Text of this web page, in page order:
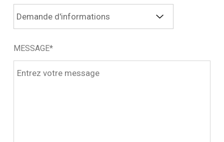
MESSAGE*